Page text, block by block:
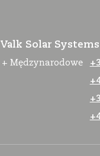
Solar Systems
Mędzynarodowe